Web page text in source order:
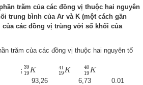
trăm của các đồng vị thuộc hai nguyên
trung bình của Ar và K (một cách gần
các đồng vị trùng với số khối của
trăm của các đồng vị thuộc hai nguyên tố
; 39
19 K
41
19 K
40
19 K
1941K K
; 93,26 6,73 0.01